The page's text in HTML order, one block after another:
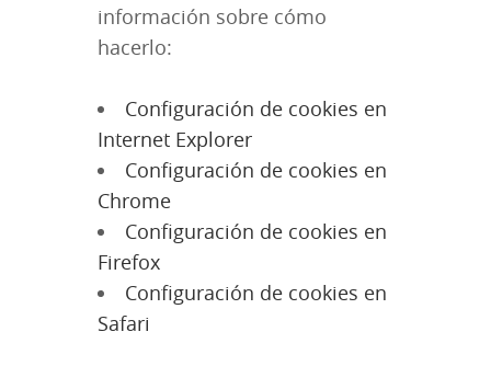
información sobre cómo
hacerlo:
Configuración de cookies en
Internet Explorer
Configuración de cookies en
Chrome
Configuración de cookies en
Firefox
Configuración de cookies en
Safari